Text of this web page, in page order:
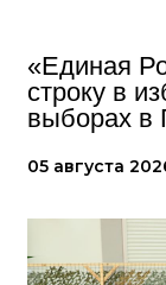
«Единая
строку в
выборах в
05 августа